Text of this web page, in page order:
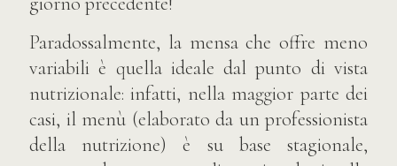
Paradossalmente, la mensa che offre meno
variabili è quella ideale dal punto di vista
nutrizionale: infatti, nella maggior parte dei
casi, il menù (elaborato da un professionista
della nutrizione) è su base stagionale,